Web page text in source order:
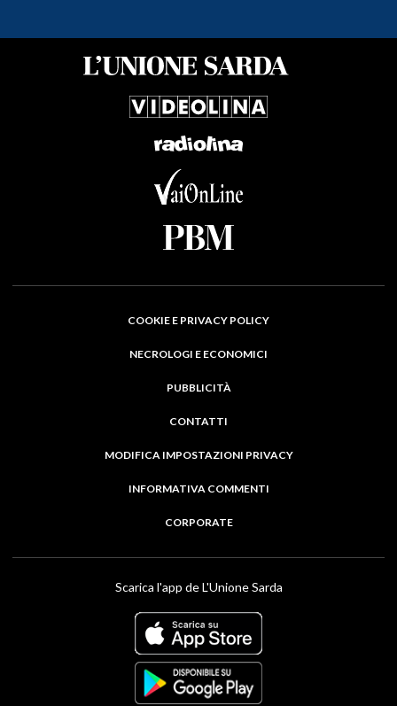
COOKIE E PRIVACY POLICY
NECROLOGI E ECONOMICI
PUBBLICITÀ
CONTATTI
MODIFICA IMPOSTAZIONI PRIVACY
INFORMATIVA COMMENTI
CORPORATE
Scarica l'app de L'Unione Sarda